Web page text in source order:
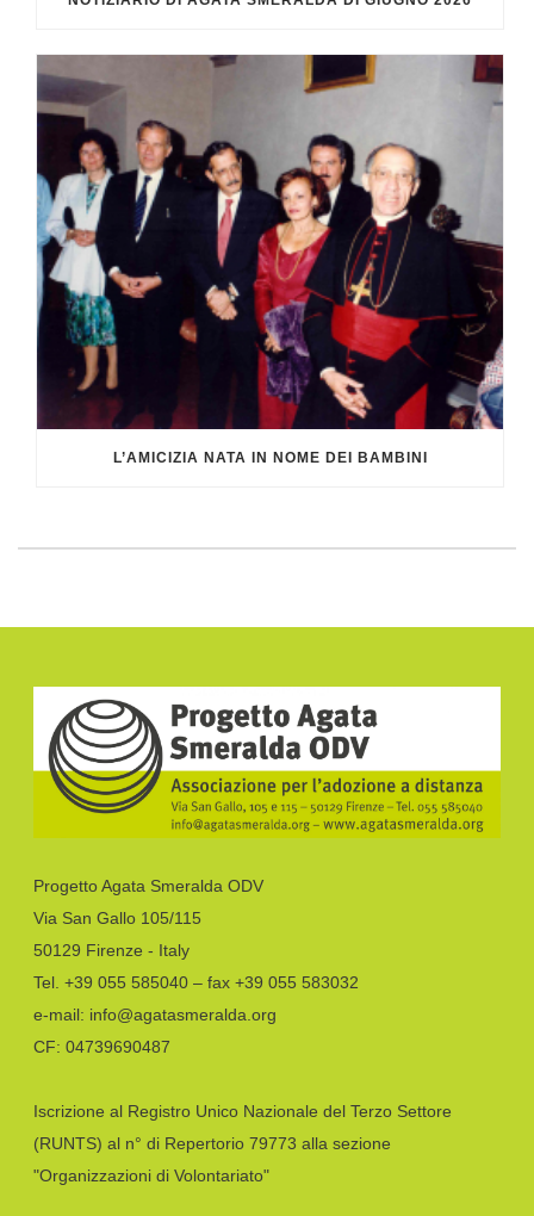
L’AMICIZIA NATA IN NOME DEI BAMBINI
Progetto Agata Smeralda ODV
Via San Gallo 105/115
50129 Firenze - Italy
Tel. +39 055 585040 – fax +39 055 583032
e-mail: info@agatasmeralda.org
CF: 04739690487
Iscrizione al Registro Unico Nazionale del Terzo Settore
(RUNTS) al n° di Repertorio 79773 alla sezione
"Organizzazioni di Volontariato"